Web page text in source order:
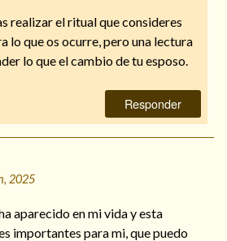
realizar el ritual que consideres
lo que os ocurre, pero una lectura
lo que el cambio de tu esposo.
Responder
2025
aparecido en mi vida y esta
importantes para mi, que puedo